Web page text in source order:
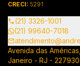
CRECI: 5291
(21) 3326-1001
(21) 99640-7018
Avenida das
Janeiro - RJ -